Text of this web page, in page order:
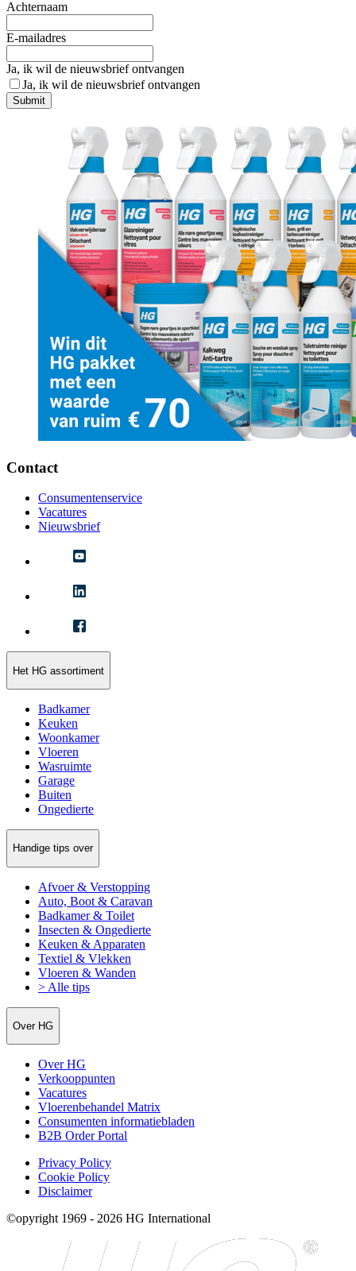
Achternaam
E-mailadres
Ja, ik wil de nieuwsbrief ontvangen
Ja, ik wil de nieuwsbrief ontvangen
Submit
Contact
Consumentenservice
Vacatures
Nieuwsbrief
Het HG assortiment
Badkamer
Keuken
Woonkamer
Vloeren
Wasruimte
Garage
Buiten
Ongedierte
Handige tips over
Afvoer & Verstopping
Auto, Boot & Caravan
Badkamer & Toilet
Insecten & Ongedierte
Keuken & Apparaten
Textiel & Vlekken
Vloeren & Wanden
> Alle tips
Over HG
Over HG
Verkooppunten
Vacatures
Vloerenbehandel Matrix
Consumenten informatiebladen
B2B Order Portal
Privacy Policy
Cookie Policy
Disclaimer
©opyright 1969 - 2026 HG International